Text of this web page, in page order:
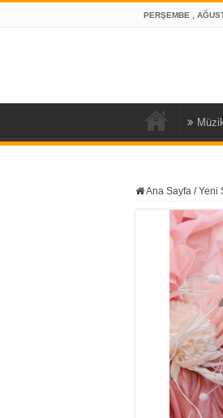
PERŞEMBE ,
Ana Sayfa / Yeni